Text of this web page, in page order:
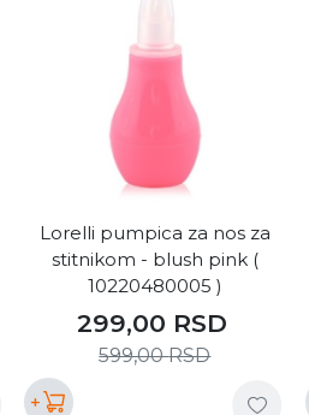
Lorelli pumpica za nos za
stitnikom - blush pink (
10220480005 )
299,00 RSD
599,00RSD
+